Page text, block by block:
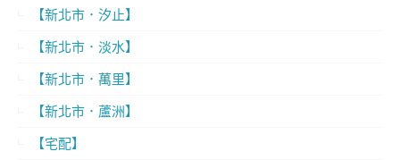
【新北市．汐止】
【新北市．淡水】
【新北市．萬里】
【新北市．蘆洲】
【宅配】